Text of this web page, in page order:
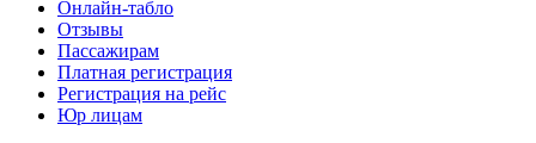
Онлайн-табло
Отзывы
Пассажирам
Платная регистрация
Регистрация на рейс
Юр лицам